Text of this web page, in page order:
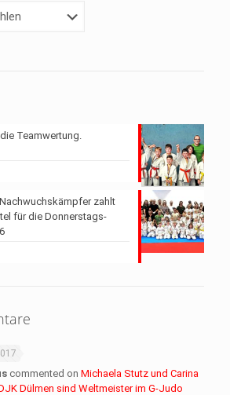
Teamwertung.
zahlt
für die Donnerstags-
commented on Michaela Stutz und Carina
Dülmen sind Weltmeister im G-Judo